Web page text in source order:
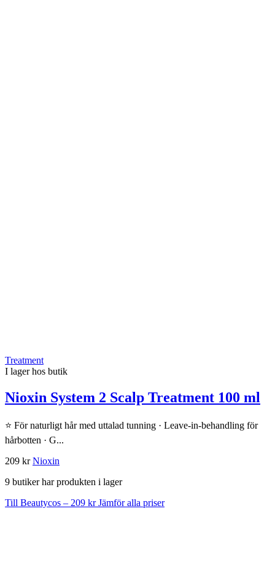
Treatment
I lager hos butik
Nioxin System 2 Scalp Treatment 100 ml
⭐ För naturligt hår med uttalad tunning · Leave-in-behandling för
hårbotten · G...
209 krNioxin
9 butiker har produkten i lager
Till Beautycos – 209 krJämför alla priser